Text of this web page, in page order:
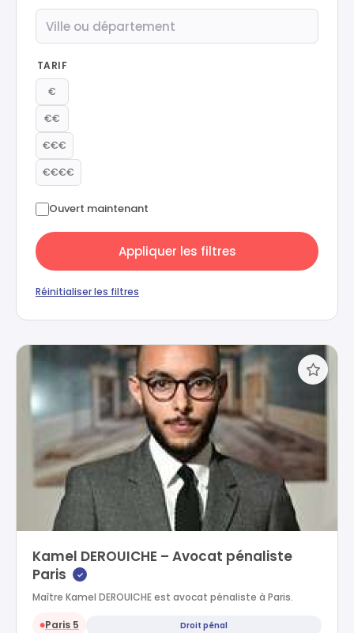
TARIF
€
€€
€€€
€€€€
Ouvert maintenant
Appliquer les filtres
Réinitialiser les filtres
Kamel DEROUICHE – Avocat pénaliste
Paris
✓
Maître Kamel DEROUICHE est avocat pénaliste à Paris.
●Paris 5 Droit pénal